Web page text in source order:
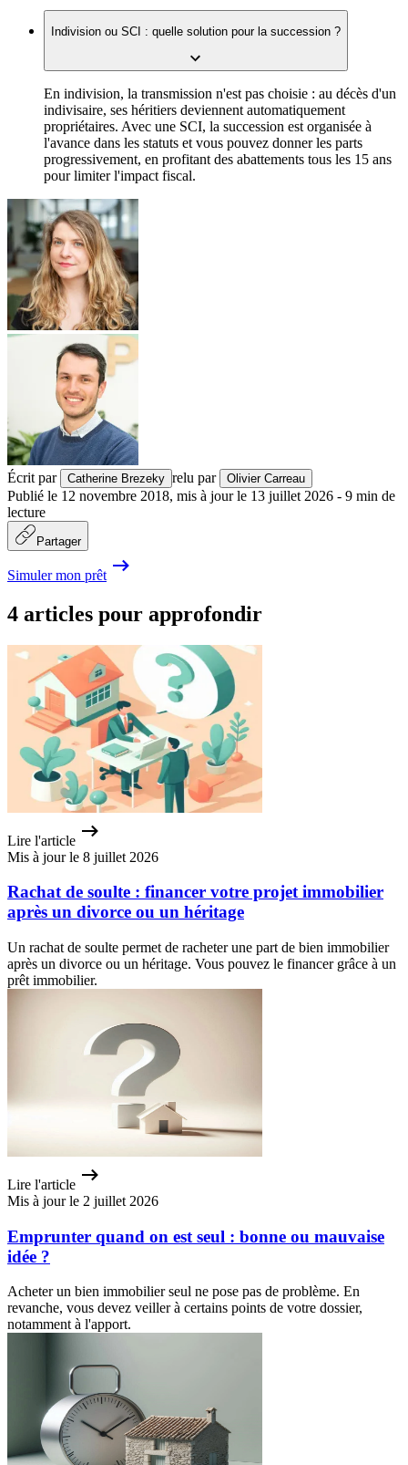
Indivision ou SCI : quelle solution pour la succession ?
En indivision, la transmission n'est pas choisie : au décès d'un
indivisaire, ses héritiers deviennent automatiquement
propriétaires. Avec une SCI, la succession est organisée à
l'avance dans les statuts et vous pouvez donner les parts
progressivement, en profitant des abattements tous les 15 ans
pour limiter l'impact fiscal.
Écrit par Catherine Brezeky relu par Olivier Carreau
Publié le 12 novembre 2018, mis à jour le 13 juillet 2026 - 9 min de
lecture
Partager
Simuler mon prêt
4 articles pour approfondir
Lire l'article
Mis à jour le 8 juillet 2026
Rachat de soulte : financer votre projet immobilier
après un divorce ou un héritage
Un rachat de soulte permet de racheter une part de bien immobilier
après un divorce ou un héritage. Vous pouvez le financer grâce à un
prêt immobilier.
Lire l'article
Mis à jour le 2 juillet 2026
Emprunter quand on est seul : bonne ou mauvaise
idée ?
Acheter un bien immobilier seul ne pose pas de problème. En
revanche, vous devez veiller à certains points de votre dossier,
notamment à l'apport.